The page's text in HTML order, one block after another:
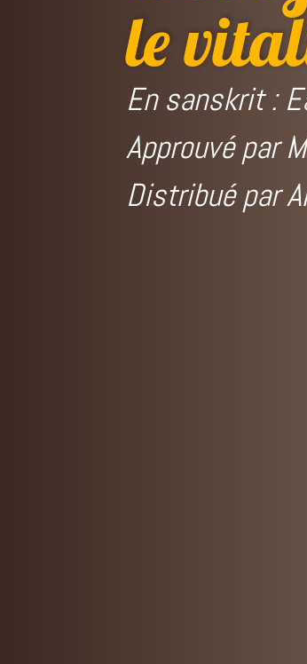
le
En sanskrit :
Approuvé par
Distribué par